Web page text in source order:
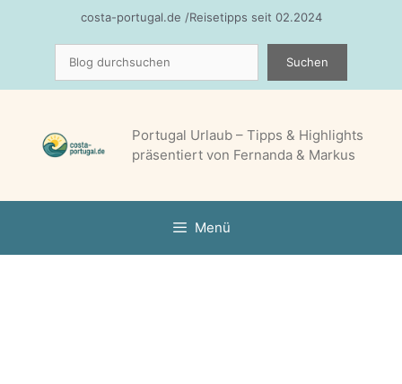
costa-portugal.de /Reisetipps seit 02.2024
Suchen
Portugal Urlaub – Tipps & Highlights
präsentiert von Fernanda & Markus
Menü